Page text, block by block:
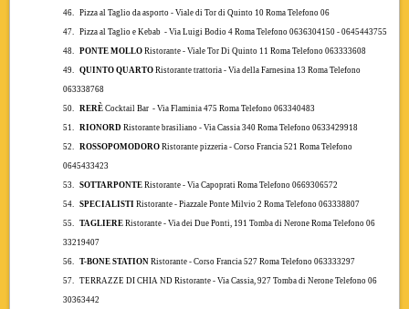
46. Pizza al Taglio da asporto - Viale di Tor di Quinto 10 Roma Telefono 06
47. Pizza al Taglio e Kebab - Via Luigi Bodio 4 Roma Telefono 0636304150 - 0645443755
48. PONTE MOLLO Ristorante - Viale Tor Di Quinto 11 Roma Telefono 063333608
49. QUINTO QUARTO Ristorante trattoria - Via della Farnesina 13 Roma Telefono
063338768
50. RERÈ Cocktail Bar - Via Flaminia 475 Roma Telefono 063340483
51. RIONORD Ristorante brasiliano - Via Cassia 340 Roma Telefono 0633429918
52. ROSSOPOMODORO Ristorante pizzeria - Corso Francia 521 Roma Telefono
0645433423
53. SOTTARPONTE Ristorante - Via Capoprati Roma Telefono 0669306572
54. SPECIALISTI Ristorante - Piazzale Ponte Milvio 2 Roma Telefono 063338807
55. TAGLIERE Ristorante - Via dei Due Ponti, 191 Tomba di Nerone Roma Telefono 06
33219407
56. T-BONE STATION Ristorante - Corso Francia 527 Roma Telefono 063333297
57. TERRAZZE DI CHIA ND Ristorante - Via Cassia, 927 Tomba di Nerone Telefono 06
30363442